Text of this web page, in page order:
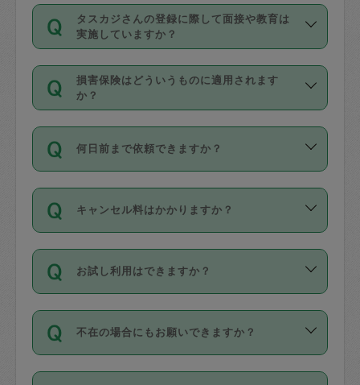
動計算で表示されます。
開始時間を２時間前後変更することが可
能です。依頼送信後、個別にタスカジさ
んにメッセージを送り調整してくださ
い。ただし、２時間を越えての調整はで
時間も被らない場合、損害保険の対象外
する前にタスカジさんのプロフィールで
確認してください。
基本的に、高所での作業や危険作業、屋
外での作業は対象外です。
主婦として長年の家事経験をお持ちの
方、栄養士・調理師といった資格者で保
育園や学校の給食やレストランで料理関
係の専門職に従事されていた方、日本で
すでにハウスキーパーや英語の先生とし
てお仕事をしているフィリピン出身の
社員など様々なバックグラウンドの方が
登録しています。
日本語も話せる方など様々です。
ールに記載していますので、各自の得意
を依頼してください。
タスカジさんの登録に際して面接や教育は
実施していますか？
応募の際に、各自事務局との面接と説明
を行っています。その後、身分証明書の
写真提出をしていただいています。外国
確認しています。タスカジさんトレーニ
ング動画を使ったセルフトレーニングの
現場トライアルを受け、合格したタスカ
ジさんが活動されています。
※テストセンターの講評は１件目のレビュ
参考
【詳細】タスカジさんの登録に際
損害保険はどういうものに適用されます
か？
依頼者とタスカジさんとの間でタスカジ
を通して成立した作業時間内での作業に
適用されます。作業範囲は、掃除、洗
です。作業中に物を壊したり、人にけが
をさせたりした場合が対象で、補償金額
す。
写真を撮り、
何日前まで依頼できますか？
ご依頼は、現在を起点に3日後（72時間
以降）の日時から受付可能となっていま
す。
タスカジさんへ「募集」をかけることが
可能です。
キャンセル料はかかりますか？
キャンセル料には、以下の2種類がありま
す。
1. 直前キャンセル（定期、スポット契約
共通）
お試し利用はできますか？
「お試し利用」というメニューはありま
せんが、「一回のみ」依頼を活用するこ
とによって、気に入ったタスカジさんを
不在の場合にもお願いできますか？
不在の場合の作業はタスカジさんの同意